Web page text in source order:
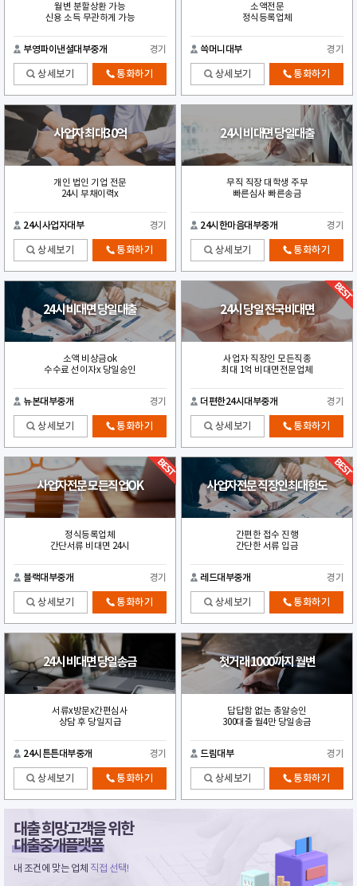
월변 분할상환 가능
신용 소득 무관하게 가능
부영파이낸셜대부중개 경기
상세보기 통화하기
소액전문
정식등록업체
쓱머니대부 경기
상세보기 통화하기
사업자 최대30억
개인 법인 기업 전문
24시 부채이력x
24시사업자대부 경기
상세보기 통화하기
24시 비대면 당일대출
무직 직장 대학생 주부
빠른심사 빠른송금
24시한마음대부중개 경기
상세보기 통화하기
24시 비대면 당일대출
소액 비상금ok
수수료 선이자x 당일승인
뉴본대부중개 경기
상세보기 통화하기
24시 당일 전국비대면
사업자 직장인 모든직종
최대 1억 비대면전문업체
더편한24시대부중개 경기
상세보기 통화하기
사업자전문 모든직업OK
정식등록업체
간단서류 비대면 24시
블랙대부중개 경기
상세보기 통화하기
사업자전문 직장인최대한도
간편한 접수 진행
간단한 서류 입금
레드대부중개 경기
상세보기 통화하기
24시 비대면 당일송금
서류x방문x간편심사
상담 후 당일지급
24시튼튼대부중개 경기
상세보기 통화하기
첫거래 1000까지 월변
답답함 없는 총알승인
300대출 월4만 당일송금
드림대부 경기
상세보기 통화하기
대출 희망고객을 위한
대출중개플랫폼
내 조건에 맞는 업체 직접 선택!